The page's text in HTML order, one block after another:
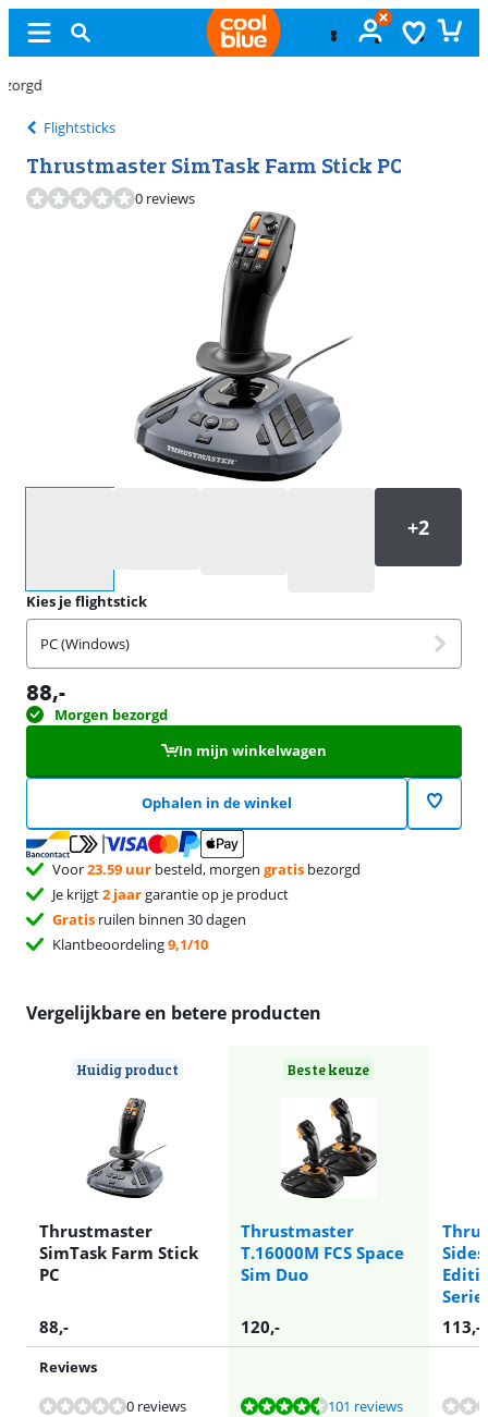
Flightsticks
Thrustmaster SimTask Farm Stick PC
0 reviews
Kies je flightstick
PC (Windows)
88,-
Morgen bezorgd
In mijn winkelwagen
Ophalen in de winkel
Voor23.59 uur besteld, morgen gratis bezorgd
Je krijgt2 jaargarantie op je product
Gratis ruilen binnen 30 dagen
Klantbeoordeling9,1/10
Vergelijkbare en betere producten
Huidig product
Thrustmaster
SimTask Farm Stick
PC
Beste keuze
Thrustmaster
T.16000M FCS Space
Sim Duo
88,- 120,- 113,-
Reviews
0 reviews
Beoordeling is 8,9 van de 10, gebaseerd op 101 reviews.101 reviews
Beoordeling is 8,8 van de 10, gebaseerd op 81 reviews.